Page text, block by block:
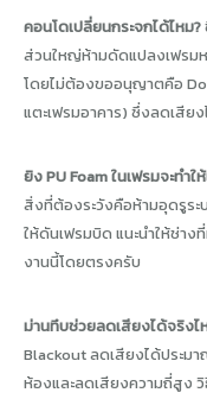
คอนโดเปลี่ยนกระจกได้ไหม?
ส่วนใหญ่ห้ามดัดแปลงเฟรมห
โดยไม่ต้องขออนุญาตคือ
แตะเฟรมอาคาร) ซึ่งลดเสีย
ยิง PU Foam ในเฟรมจะทำใ
สิ่งที่ต้องระวังคือห้ามอุดรูร
ให้ดันเฟรมบิด แนะนำให้ช่า
งานนี้โดยตรงครับ
ม่านทึบช่วยลดเสียงได้จริงไ
Blackout ลดเสียงได้ประม
ห้องและลดเสียงความถี่สูง